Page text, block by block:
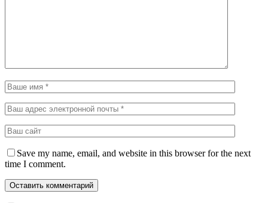
Save my name, email, and website in this browser for the next
time I comment.